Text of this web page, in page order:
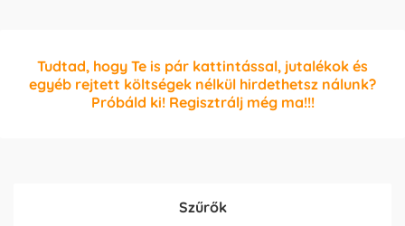
Tudtad, hogy Te is pár kattintással, jutalékok és
egyéb rejtett költségek nélkül hirdethetsz nálunk?
Próbáld ki! Regisztrálj még ma!!!
Szűrők